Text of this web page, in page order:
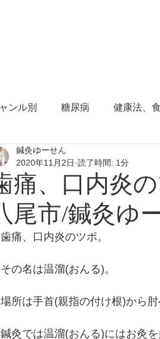
ンル別 糖尿病 健康法、
東洋思想
血圧の症状 頭部の症状
耳鳴り、難聴 更年期障害
痛、口内炎
尾市/鍼灸ゆ
鍼灸ゆーせん
2020年11月2日 読了時間: 1分
歯痛、口内炎のツボ。
その名は温溜(おんる)。
場所は手首(親指の付け根)から肘
鍼灸では温溜(おんる)にはお灸